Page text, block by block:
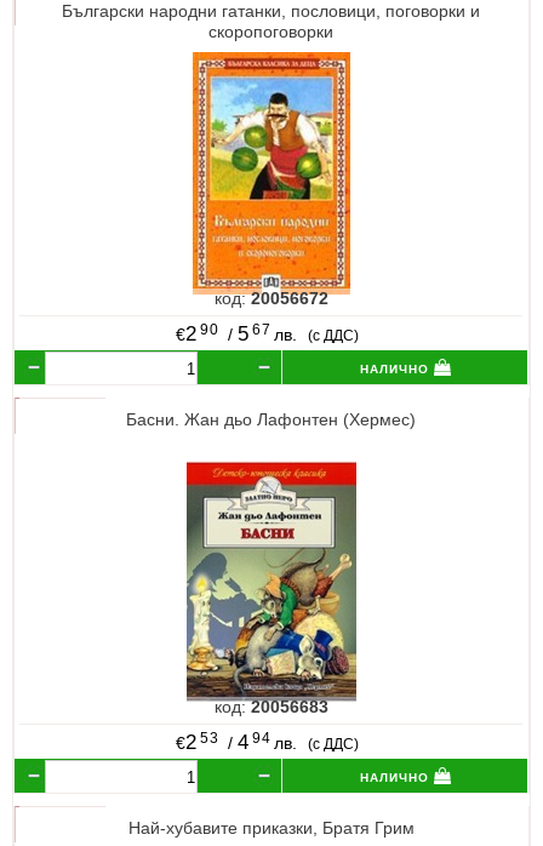
Български народни гатанки, пословици, поговорки и
скоропоговорки
код:20056672
€2 90 / 5 67 лв. (с ДДС)
налично
Басни. Жан дьо Лафонтен (Хермес)
код:20056683
€2 53 / 4 94 лв. (с ДДС)
налично
Най-хубавите приказки, Братя Грим